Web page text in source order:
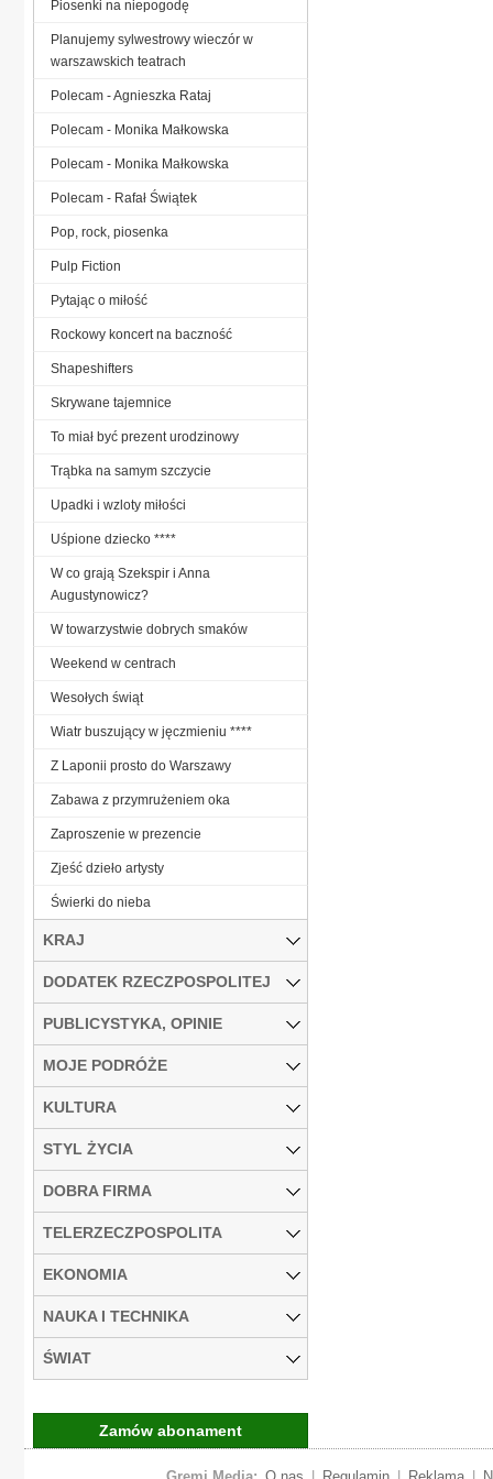
Piosenki na niepogodę
Planujemy sylwestrowy wieczór w
warszawskich teatrach
Polecam - Agnieszka Rataj
Polecam - Monika Małkowska
Polecam - Monika Małkowska
Polecam - Rafał Świątek
Pop, rock, piosenka
Pulp Fiction
Pytając o miłość
Rockowy koncert na baczność
Shapeshifters
Skrywane tajemnice
To miał być prezent urodzinowy
Trąbka na samym szczycie
Upadki i wzloty miłości
Uśpione dziecko ****
W co grają Szekspir i Anna
Augustynowicz?
W towarzystwie dobrych smaków
Weekend w centrach
Wesołych świąt
Wiatr buszujący w jęczmieniu ****
Z Laponii prosto do Warszawy
Zabawa z przymrużeniem oka
Zaproszenie w prezencie
Zjeść dzieło artysty
Świerki do nieba
KRAJ
DODATEK RZECZPOSPOLITEJ
PUBLICYSTYKA, OPINIE
MOJE PODRÓŻE
KULTURA
STYL ŻYCIA
DOBRA FIRMA
TELERZECZPOSPOLITA
EKONOMIA
NAUKA I TECHNIKA
ŚWIAT
Zamów abonament